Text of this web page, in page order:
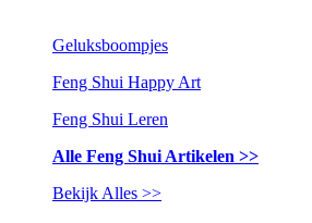
Geluksboompjes
Feng Shui Happy Art
Feng Shui Leren
Alle Feng Shui Artikelen >>
Bekijk Alles >>